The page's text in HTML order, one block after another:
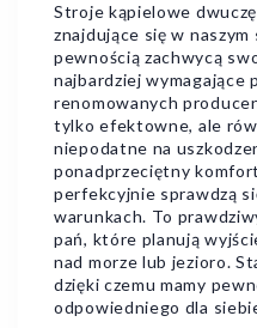
Stroje kąpielowe
znajdujące się w
pewnością zachwycą
najbardziej wymagające
renomowanych
tylko efektowne, ale
niepodatne na
ponadprzeciętny
perfekcyjnie sprawdzą
warunkach. To
pań, które planują
nad morze lub jezioro.
dzięki czemu mamy
odpowiedniego dla
42 44
Dodaj do koszyka